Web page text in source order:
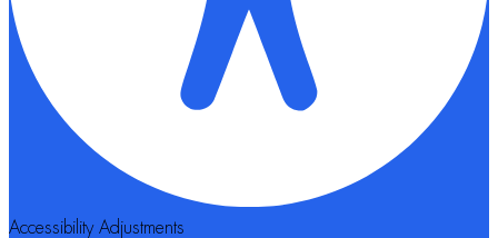
Accessibility Adjustments